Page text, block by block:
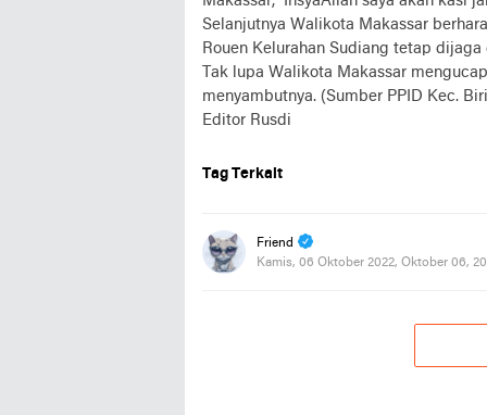
Selanjutnya Walikota Makassar
Rouen Kelurahan Sudiang tetap
Tak lupa Walikota Makassar
menyambutnya. (Sumber PPID Kec.
Editor Rusdi
Tag Terkait
Friend
Kamis, 06 Oktober 2022, Oktober 06,